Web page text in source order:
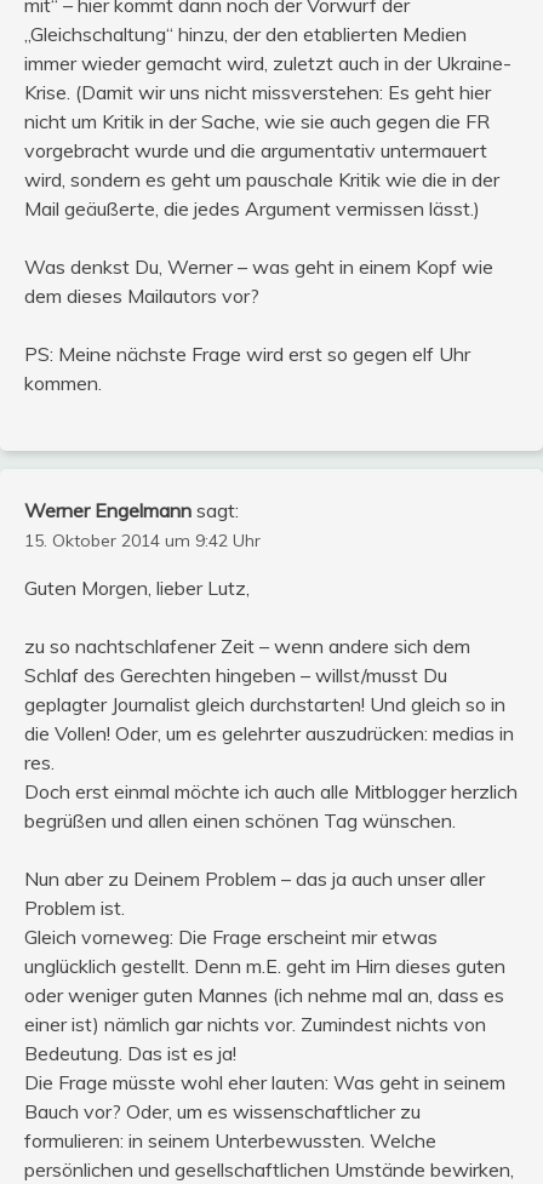
„Gleichschaltung“ hinzu, der den etablierten Medien
immer wieder gemacht wird, zuletzt auch in der Ukraine-
Krise. (Damit wir uns nicht missverstehen: Es geht hier
nicht um Kritik in der Sache, wie sie auch gegen die FR
vorgebracht wurde und die argumentativ untermauert
wird, sondern es geht um pauschale Kritik wie die in der
Mail geäußerte, die jedes Argument vermissen lässt.)
Was denkst Du, Werner – was geht in einem Kopf wie
dem dieses Mailautors vor?
PS: Meine nächste Frage wird erst so gegen elf Uhr
kommen.
Werner Engelmann sagt:
15. Oktober 2014 um 9:42 Uhr
Guten Morgen, lieber Lutz,
zu so nachtschlafener Zeit – wenn andere sich dem
Schlaf des Gerechten hingeben – willst/musst Du
geplagter Journalist gleich durchstarten! Und gleich so in
die Vollen! Oder, um es gelehrter auszudrücken: medias in
res.
Doch erst einmal möchte ich auch alle Mitblogger herzlich
begrüßen und allen einen schönen Tag wünschen.
Nun aber zu Deinem Problem – das ja auch unser aller
Problem ist.
Gleich vorneweg: Die Frage erscheint mir etwas
unglücklich gestellt. Denn m.E. geht im Hirn dieses guten
oder weniger guten Mannes (ich nehme mal an, dass es
einer ist) nämlich gar nichts vor. Zumindest nichts von
Bedeutung. Das ist es ja!
Die Frage müsste wohl eher lauten: Was geht in seinem
Bauch vor? Oder, um es wissenschaftlicher zu
formulieren: in seinem Unterbewussten. Welche
persönlichen und gesellschaftlichen Umstände bewirken,